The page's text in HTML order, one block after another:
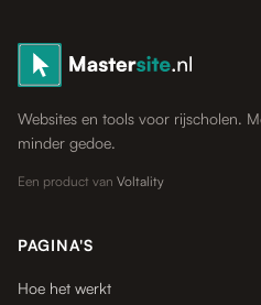
Websites en tools voor rijscholen.
minder gedoe.
Een product van Voltality
PAGINA'S
Hoe het werkt